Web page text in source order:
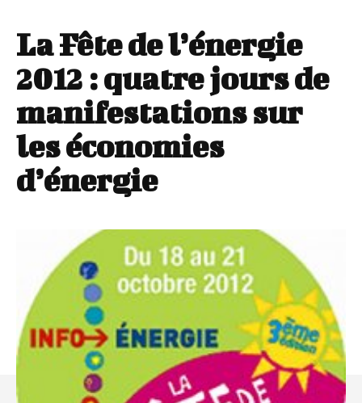
La Fête de l’énergie
2012 : quatre jours de
manifestations sur
les économies
d’énergie